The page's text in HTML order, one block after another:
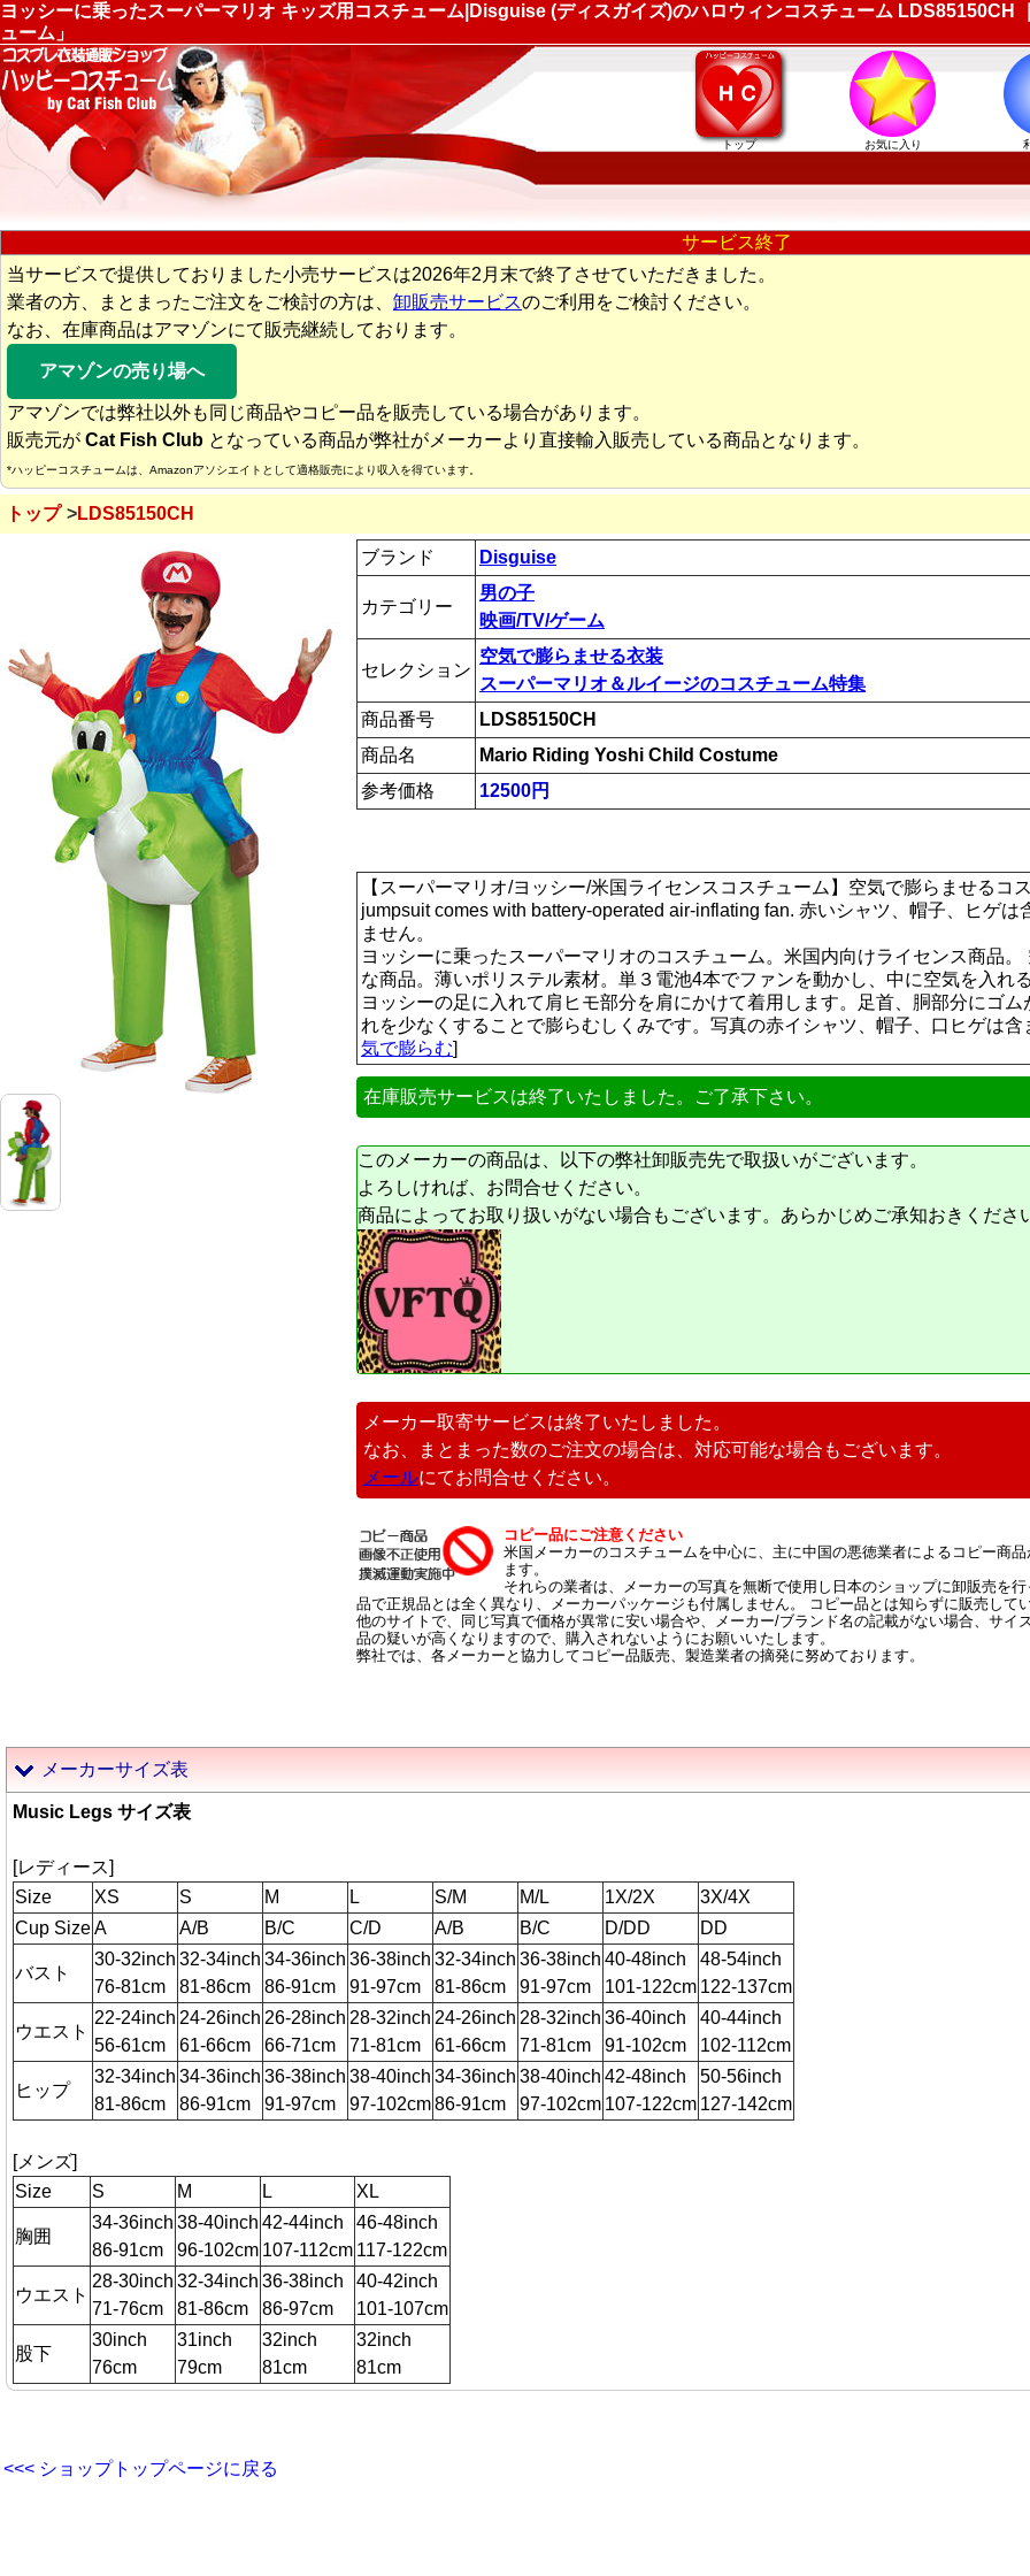
ヨッシーに乗ったスーパーマリオ キッズ用コスチューム|Disguise (ディスガイズ)のハロウィンコスチューム LDS85150CH
ューム」
トップ お気に入り
サービス終了
当サービスで提供しておりました小売サービスは2026年2月末で終了させていただきました。
業者の方、まとまったご注文をご検討の方は、 卸販売サービスのご利用をご検討ください。
なお、在庫商品はアマゾンにて販売継続しております。
アマゾンの売り場へ
アマゾンでは弊社以外も同じ商品やコピー品を販売している場合があります。
販売元が Cat Fish Club となっている商品が弊社がメーカーより直接輸入販売している商品となります。
*ハッピーコスチュームは、Amazonアソシエイトとして適格販売により収入を得ています。
トップ LDS85150CH
ブランド Disguise
カテゴリー
男の子
映画/TV/ゲーム
セレクション
空気で膨らませる衣装
スーパーマリオ＆ルイージのコスチューム特集
商品番号
LDS85150CH
商品名
Mario Riding Yoshi Child Costume
参考価格
12500円
【スーパーマリオ/ヨッシー/米国ライセンスコスチューム】空気で膨らませるコ
jumpsuit comes with battery-operated air-inflating fan. 赤いシャツ、帽子、ヒゲは
ません。
ヨッシーに乗ったスーパーマリオのコスチューム。米国内向けライセンス商品
な商品。薄いポリステル素材。単３電池4本でファンを動かし、中に空気を入れ
ヨッシーの足に入れて肩ヒモ部分を肩にかけて着用します。足首、胴部分にゴ
れを少なくすることで膨らむしくみです。写真の赤イシャツ、帽子、口ヒゲは
気で膨らむ]
在庫販売サービスは終了いたしました。ご了承下さい。
このメーカーの商品は、以下の弊社卸販売先で取扱いがございます。
よろしければ、お問合せください。
商品によってお取り扱いがない場合もございます。あらかじめご承知おきくださ
メーカー取寄サービスは終了いたしました。
なお、まとまった数のご注文の場合は、対応可能な場合もございます。
メールにてお問合せください。
コピー品にご注意ください
米国メーカーのコスチュームを中心に、主に中国の悪徳業者によるコピー商
ます。
それらの業者は、メーカーの写真を無断で使用し日本のショップに卸販売を
品で正規品とは全く異なり、メーカーパッケージも付属しません。 コピー品とは知らずに販売して
他のサイトで、同じ写真で価格が異常に安い場合や、メーカー/ブランド名の記載がない場合、サイ
品の疑いが高くなりますので、購入されないようにお願いいたします。
弊社では、各メーカーと協力してコピー品販売、製造業者の摘発に努めております。
メーカーサイズ表
Music Legs サイズ表
[レディース]
Size
XS S M L S/M M/L 1X/2X
3X/4X
Cup SizeA A/B B/C C/D A/B B/C D/DD DD
バスト
30-32inch
76-81cm
32-34inch
81-86cm
34-36inch
86-91cm
36-38inch
91-97cm
32-34inch
81-86cm
36-38inch
91-97cm
40-48inch
101-122cm
48-54inch
122-137cm
ウエスト
22-24inch
56-61cm
24-26inch
61-66cm
26-28inch
66-71cm
28-32inch
71-81cm
24-26inch
61-66cm
28-32inch
71-81cm
36-40inch
91-102cm
40-44inch
102-112cm
ヒップ
32-34inch
81-86cm
34-36inch
86-91cm
36-38inch
91-97cm
38-40inch
97-102cm
34-36inch
86-91cm
38-40inch
97-102cm
42-48inch
107-122cm
50-56inch
127-142cm
[メンズ]
Size
S M L XL
胸囲
34-36inch
86-91cm
38-40inch
96-102cm
42-44inch
107-112cm
46-48inch
117-122cm
ウエスト
28-30inch
71-76cm
32-34inch
81-86cm
36-38inch
86-97cm
40-42inch
101-107cm
股下
30inch
76cm
31inch
79cm
32inch
81cm
32inch
81cm
<<< ショップトップページに戻る